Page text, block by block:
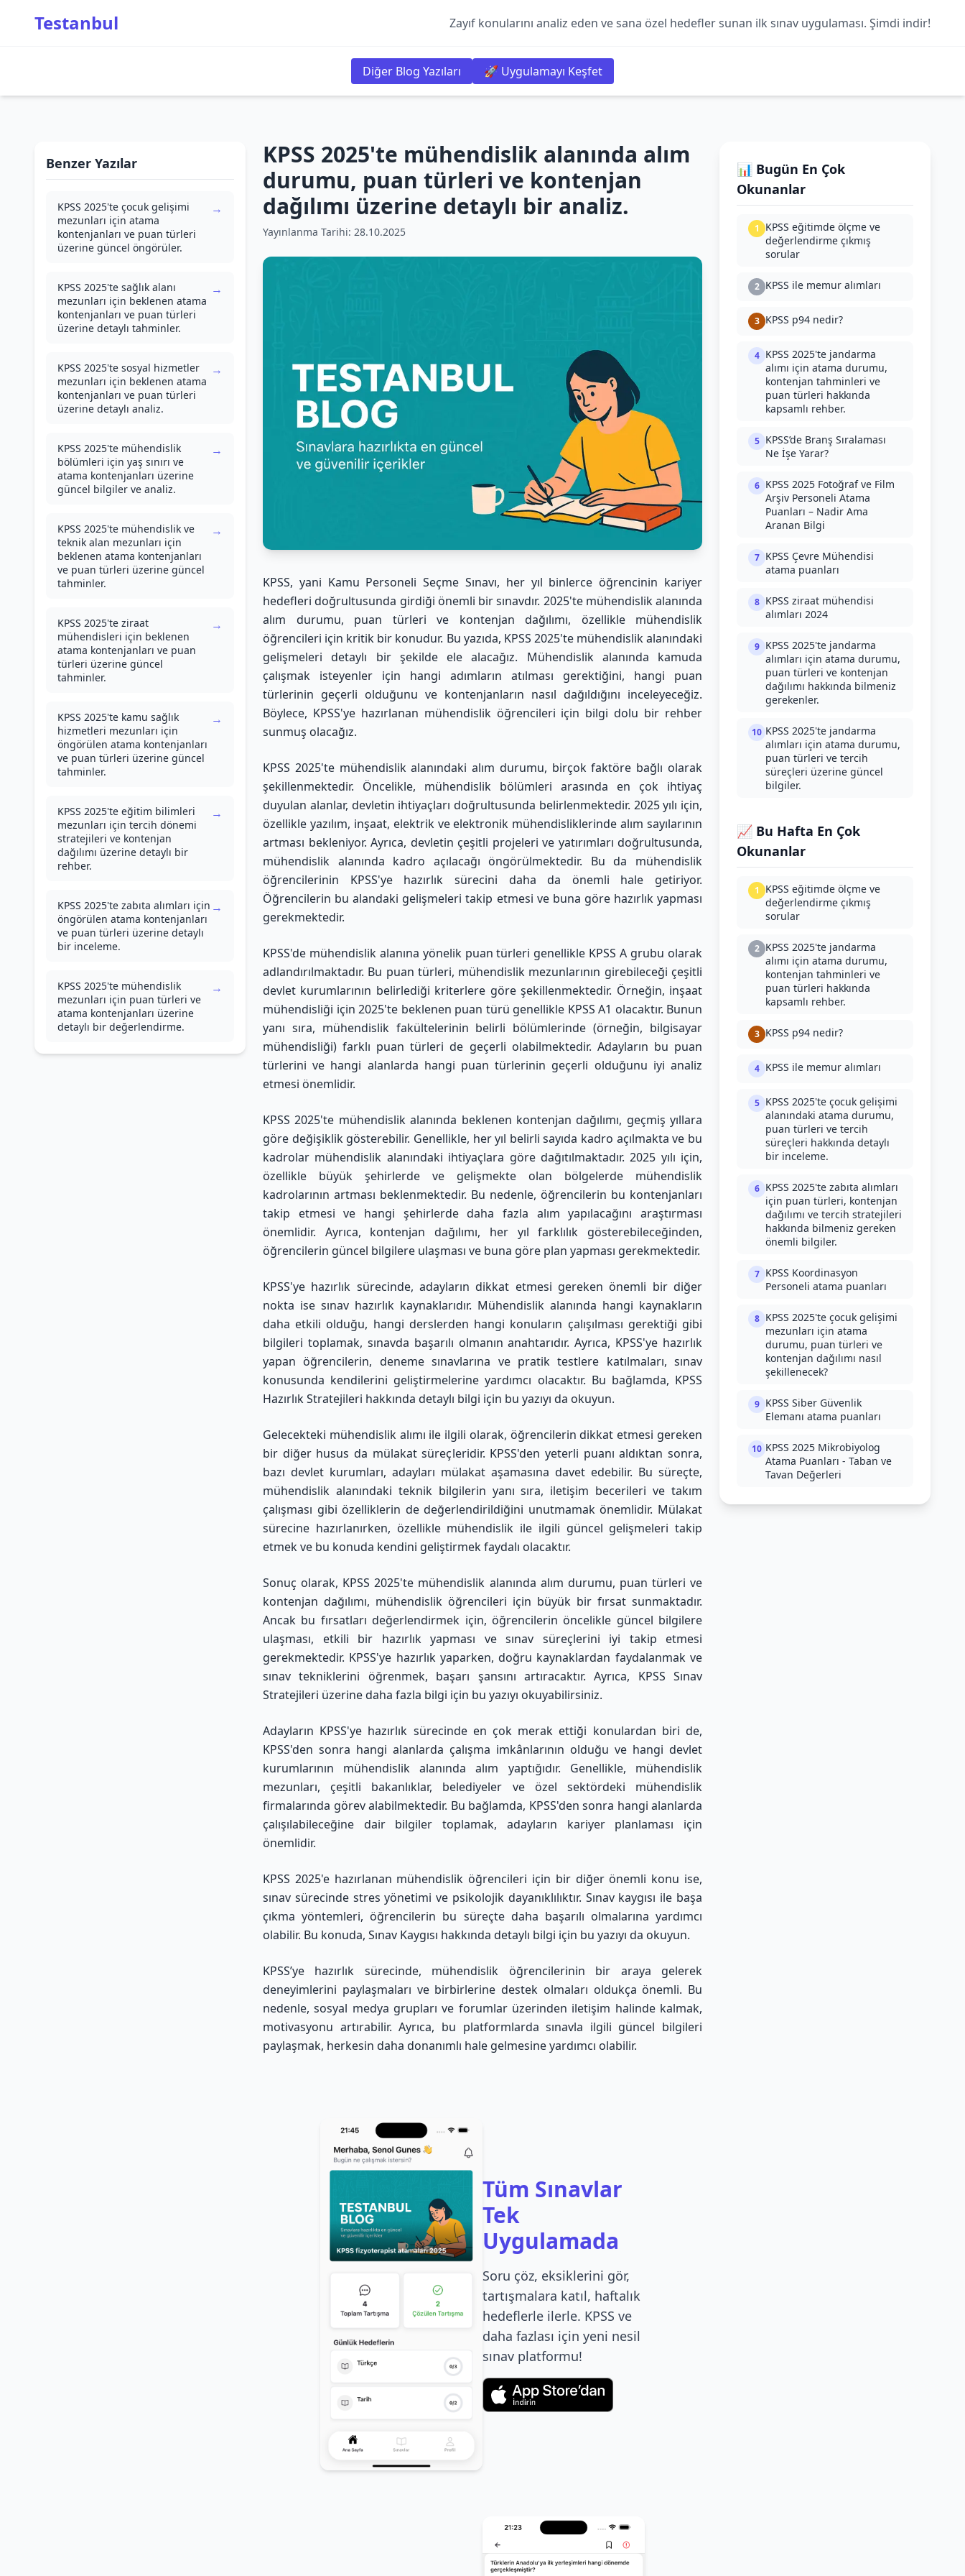
Testanbul Zayıf konularını analiz eden ve sana özel hedefler sunan ilk sınav uygulaması. Şimdi indir!
Diğer Blog Yazıları 🚀 Uygulamayı Keşfet
Benzer Yazılar
KPSS 2025'te çocuk gelişimi
mezunları için atama
kontenjanları ve puan türleri
üzerine güncel öngörüler.
→
KPSS 2025'te sağlık alanı
mezunları için beklenen atama
kontenjanları ve puan türleri
üzerine detaylı tahminler.
→
KPSS 2025'te sosyal hizmetler
mezunları için beklenen atama
kontenjanları ve puan türleri
üzerine detaylı analiz.
→
KPSS 2025'te mühendislik
bölümleri için yaş sınırı ve
atama kontenjanları üzerine
güncel bilgiler ve analiz.
→
KPSS 2025'te mühendislik ve
teknik alan mezunları için
beklenen atama kontenjanları
ve puan türleri üzerine güncel
tahminler.
→
KPSS 2025'te ziraat
mühendisleri için beklenen
atama kontenjanları ve puan
türleri üzerine güncel
tahminler.
→
KPSS 2025'te kamu sağlık
hizmetleri mezunları için
öngörülen atama kontenjanları
ve puan türleri üzerine güncel
tahminler.
→
KPSS 2025'te eğitim bilimleri
mezunları için tercih dönemi
stratejileri ve kontenjan
dağılımı üzerine detaylı bir
rehber.
→
KPSS 2025'te zabıta alımları için
öngörülen atama kontenjanları
ve puan türleri üzerine detaylı
bir inceleme.
→
KPSS 2025'te mühendislik
mezunları için puan türleri ve
atama kontenjanları üzerine
detaylı bir değerlendirme.
→
KPSS 2025'te mühendislik alanında alım
durumu, puan türleri ve kontenjan
dağılımı üzerine detaylı bir analiz.
Yayınlanma Tarihi: 28.10.2025
KPSS, yani Kamu Personeli Seçme Sınavı, her yıl binlerce öğrencinin kariyer
hedefleri doğrultusunda girdiği önemli bir sınavdır. 2025'te mühendislik alanında
alım durumu, puan türleri ve kontenjan dağılımı, özellikle mühendislik
öğrencileri için kritik bir konudur. Bu yazıda, KPSS 2025'te mühendislik alanındaki
gelişmeleri detaylı bir şekilde ele alacağız. Mühendislik alanında kamuda
çalışmak isteyenler için hangi adımların atılması gerektiğini, hangi puan
türlerinin geçerli olduğunu ve kontenjanların nasıl dağıldığını inceleyeceğiz.
Böylece, KPSS'ye hazırlanan mühendislik öğrencileri için bilgi dolu bir rehber
sunmuş olacağız.
KPSS 2025'te mühendislik alanındaki alım durumu, birçok faktöre bağlı olarak
şekillenmektedir. Öncelikle, mühendislik bölümleri arasında en çok ihtiyaç
duyulan alanlar, devletin ihtiyaçları doğrultusunda belirlenmektedir. 2025 yılı için,
özellikle yazılım, inşaat, elektrik ve elektronik mühendisliklerinde alım sayılarının
artması bekleniyor. Ayrıca, devletin çeşitli projeleri ve yatırımları doğrultusunda,
mühendislik alanında kadro açılacağı öngörülmektedir. Bu da mühendislik
öğrencilerinin KPSS'ye hazırlık sürecini daha da önemli hale getiriyor.
Öğrencilerin bu alandaki gelişmeleri takip etmesi ve buna göre hazırlık yapması
gerekmektedir.
KPSS'de mühendislik alanına yönelik puan türleri genellikle KPSS A grubu olarak
adlandırılmaktadır. Bu puan türleri, mühendislik mezunlarının girebileceği çeşitli
devlet kurumlarının belirlediği kriterlere göre şekillenmektedir. Örneğin, inşaat
mühendisliği için 2025'te beklenen puan türü genellikle KPSS A1 olacaktır. Bunun
yanı sıra, mühendislik fakültelerinin belirli bölümlerinde (örneğin, bilgisayar
mühendisliği) farklı puan türleri de geçerli olabilmektedir. Adayların bu puan
türlerini ve hangi alanlarda hangi puan türlerinin geçerli olduğunu iyi analiz
etmesi önemlidir.
KPSS 2025'te mühendislik alanında beklenen kontenjan dağılımı, geçmiş yıllara
göre değişiklik gösterebilir. Genellikle, her yıl belirli sayıda kadro açılmakta ve bu
kadrolar mühendislik alanındaki ihtiyaçlara göre dağıtılmaktadır. 2025 yılı için,
özellikle büyük şehirlerde ve gelişmekte olan bölgelerde mühendislik
kadrolarının artması beklenmektedir. Bu nedenle, öğrencilerin bu kontenjanları
takip etmesi ve hangi şehirlerde daha fazla alım yapılacağını araştırması
önemlidir. Ayrıca, kontenjan dağılımı, her yıl farklılık gösterebileceğinden,
öğrencilerin güncel bilgilere ulaşması ve buna göre plan yapması gerekmektedir.
KPSS'ye hazırlık sürecinde, adayların dikkat etmesi gereken önemli bir diğer
nokta ise sınav hazırlık kaynaklarıdır. Mühendislik alanında hangi kaynakların
daha etkili olduğu, hangi derslerden hangi konuların çalışılması gerektiği gibi
bilgileri toplamak, sınavda başarılı olmanın anahtarıdır. Ayrıca, KPSS'ye hazırlık
yapan öğrencilerin, deneme sınavlarına ve pratik testlere katılmaları, sınav
konusunda kendilerini geliştirmelerine yardımcı olacaktır. Bu bağlamda, KPSS
Hazırlık Stratejileri hakkında detaylı bilgi için bu yazıyı da okuyun.
Gelecekteki mühendislik alımı ile ilgili olarak, öğrencilerin dikkat etmesi gereken
bir diğer husus da mülakat süreçleridir. KPSS'den yeterli puanı aldıktan sonra,
bazı devlet kurumları, adayları mülakat aşamasına davet edebilir. Bu süreçte,
mühendislik alanındaki teknik bilgilerin yanı sıra, iletişim becerileri ve takım
çalışması gibi özelliklerin de değerlendirildiğini unutmamak önemlidir. Mülakat
sürecine hazırlanırken, özellikle mühendislik ile ilgili güncel gelişmeleri takip
etmek ve bu konuda kendini geliştirmek faydalı olacaktır.
Sonuç olarak, KPSS 2025'te mühendislik alanında alım durumu, puan türleri ve
kontenjan dağılımı, mühendislik öğrencileri için büyük bir fırsat sunmaktadır.
Ancak bu fırsatları değerlendirmek için, öğrencilerin öncelikle güncel bilgilere
ulaşması, etkili bir hazırlık yapması ve sınav süreçlerini iyi takip etmesi
gerekmektedir. KPSS'ye hazırlık yaparken, doğru kaynaklardan faydalanmak ve
sınav tekniklerini öğrenmek, başarı şansını artıracaktır. Ayrıca, KPSS Sınav
Stratejileri üzerine daha fazla bilgi için bu yazıyı okuyabilirsiniz.
Adayların KPSS'ye hazırlık sürecinde en çok merak ettiği konulardan biri de,
KPSS'den sonra hangi alanlarda çalışma imkânlarının olduğu ve hangi devlet
kurumlarının mühendislik alanında alım yaptığıdır. Genellikle, mühendislik
mezunları, çeşitli bakanlıklar, belediyeler ve özel sektördeki mühendislik
firmalarında görev alabilmektedir. Bu bağlamda, KPSS'den sonra hangi alanlarda
çalışılabileceğine dair bilgiler toplamak, adayların kariyer planlaması için
önemlidir.
KPSS 2025'e hazırlanan mühendislik öğrencileri için bir diğer önemli konu ise,
sınav sürecinde stres yönetimi ve psikolojik dayanıklılıktır. Sınav kaygısı ile başa
çıkma yöntemleri, öğrencilerin bu süreçte daha başarılı olmalarına yardımcı
olabilir. Bu konuda, Sınav Kaygısı hakkında detaylı bilgi için bu yazıyı da okuyun.
KPSS’ye hazırlık sürecinde, mühendislik öğrencilerinin bir araya gelerek
deneyimlerini paylaşmaları ve birbirlerine destek olmaları oldukça önemli. Bu
nedenle, sosyal medya grupları ve forumlar üzerinden iletişim halinde kalmak,
motivasyonu artırabilir. Ayrıca, bu platformlarda sınavla ilgili güncel bilgileri
paylaşmak, herkesin daha donanımlı hale gelmesine yardımcı olabilir.
Tüm Sınavlar
Tek
Uygulamada
Soru çöz, eksiklerini gör,
tartışmalara katıl, haftalık
hedeflerle ilerle. KPSS ve
daha fazlası için yeni nesil
sınav platformu!
📊 Bugün En Çok
Okunanlar
1
KPSS eğitimde ölçme ve
değerlendirme çıkmış
sorular
2 KPSS ile memur alımları
3 KPSS p94 nedir?
4 KPSS 2025'te jandarma
alımı için atama durumu,
kontenjan tahminleri ve
puan türleri hakkında
kapsamlı rehber.
5 KPSS’de Branş Sıralaması
Ne İşe Yarar?
6 KPSS 2025 Fotoğraf ve Film
Arşiv Personeli Atama
Puanları – Nadir Ama
Aranan Bilgi
7 KPSS Çevre Mühendisi
atama puanları
8 KPSS ziraat mühendisi
alımları 2024
9 KPSS 2025'te jandarma
alımları için atama durumu,
puan türleri ve kontenjan
dağılımı hakkında bilmeniz
gerekenler.
10 KPSS 2025'te jandarma
alımları için atama durumu,
puan türleri ve tercih
süreçleri üzerine güncel
bilgiler.
📈 Bu Hafta En Çok
Okunanlar
1
KPSS eğitimde ölçme ve
değerlendirme çıkmış
sorular
2 KPSS 2025'te jandarma
alımı için atama durumu,
kontenjan tahminleri ve
puan türleri hakkında
kapsamlı rehber.
3 KPSS p94 nedir?
4 KPSS ile memur alımları
5 KPSS 2025'te çocuk gelişimi
alanındaki atama durumu,
puan türleri ve tercih
süreçleri hakkında detaylı
bir inceleme.
6 KPSS 2025'te zabıta alımları
için puan türleri, kontenjan
dağılımı ve tercih stratejileri
hakkında bilmeniz gereken
önemli bilgiler.
7 KPSS Koordinasyon
Personeli atama puanları
8 KPSS 2025'te çocuk gelişimi
mezunları için atama
durumu, puan türleri ve
kontenjan dağılımı nasıl
şekillenecek?
9 KPSS Siber Güvenlik
Elemanı atama puanları
10 KPSS 2025 Mikrobiyolog
Atama Puanları - Taban ve
Tavan Değerleri